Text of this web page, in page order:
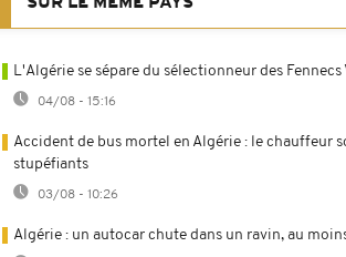
L'Algérie se sépare du sélectionneur des
04/08 - 15:16
Accident de bus mortel en Algérie : le chauffeur
stupéfiants
03/08 - 10:26
Algérie : un autocar chute dans un ravin, au